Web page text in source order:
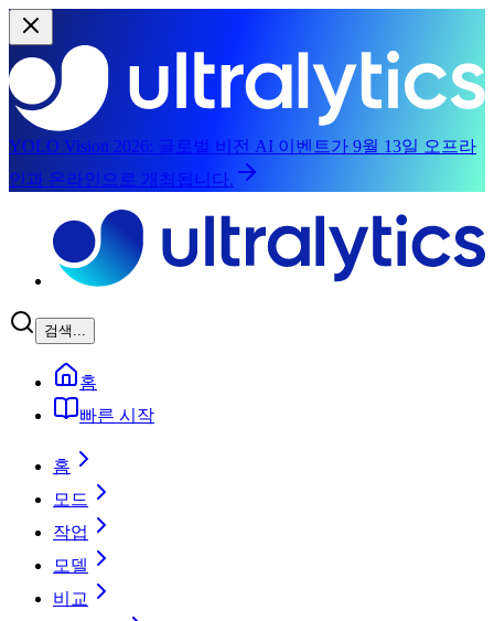
YOLO Vision 2026: 글로벌 비전 AI 이벤트가 9월 13일 오프라
인과 온라인으로 개최됩니다.
검색...
홈
빠른 시작
홈
모드
작업
모델
비교